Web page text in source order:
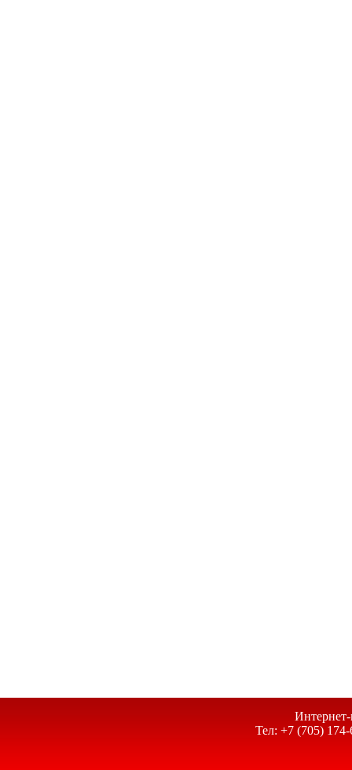
Тел: +7 (705)